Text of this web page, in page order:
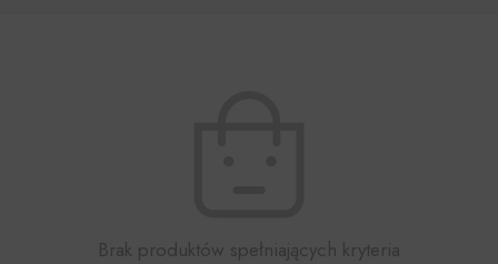
Brak produktów spełniających kryteria